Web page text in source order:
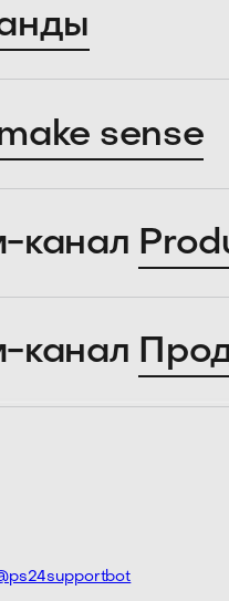
sense
канал
канал